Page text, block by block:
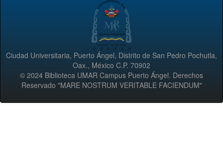
Ciudad Universitaria, Puerto Ángel, Distrito de San Pedro Pochutla,
Oax., México C.P. 70902
© 2024 Biblioteca UMAR Campus Puerto Ángel. Derechos
Reservado "MARE NOSTRUM VERITABLE FACIENDUM"